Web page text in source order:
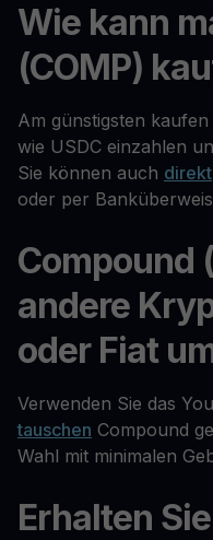
Wie kann
(COMP)
Am günstigsten
wie USDC einzahlen
Sie können auch direkt
oder per
Compound
andere
oder Fiat
Verwenden Sie das
tauschen Compound
Wahl mit minimalen
Erhalten